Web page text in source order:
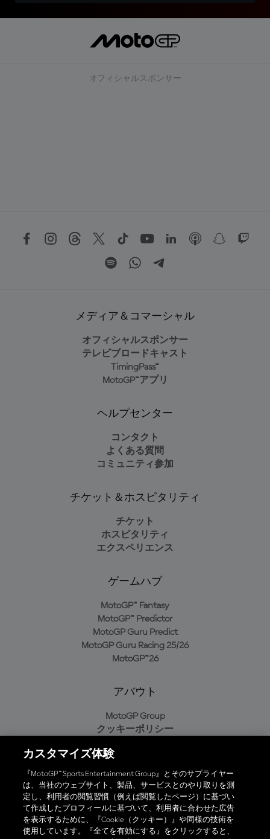
オフィシャルスポンサー
メディア＆コマーシャル
オフィシャルスポンサー
テレビブロードキャスト
TimingPass™
MotoGP™アプリ
ヘルプセンター
コンタクト
よくある質問
コミュニティ参加
チケット＆ホスピタリティ
チケット
ホスピタリティ
エクスペリエンス
ゲームハブ
MotoGP™ Fantasy
MotoGP™ Predictor
MotoGP Guru Predict
MotoGP Guru Racing 25/26
MotoGP™26
アバウト
MotoGP Group
クッキーポリシー
プライバシーポリシー
購入ポリシー
オフィシャルアプリ
カスタマイズ体験
『MotoGP™ Sports Entertainment Group』とそのサプライヤー
は、当社のウェブサイト、製品、サービスとのやり取りを測
定し、利用者の閲覧習慣（例えば閲覧したページ）に基づい
て作成したプロフィールに基づいて、利用者に合わせた広告
を表示するために、『Cookie（クッキー）』や同様の技術を
使用しています。『全てを有効にする』をクリックすると、